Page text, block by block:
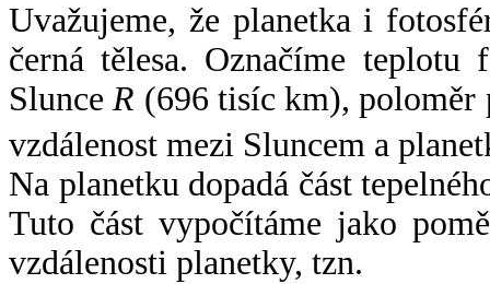
Uvažujeme, že planetka i
černá tělesa. Označíme
SlunceR (696 tisíc km),
vzdálenost mezi Sluncem a
Na planetku dopadá část
Tuto část vypočítáme jako
vzdálenosti planetky, tzn.